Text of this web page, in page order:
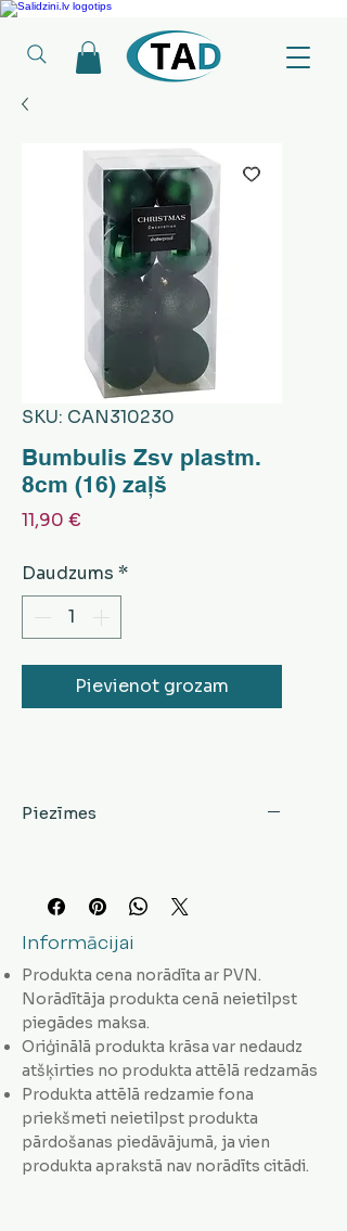
Ledusskapji, Sadzīves tehnika, Smaržas,
SKU: CAN310230
Bumbulis Zsv plastm.
8cm (16) zaļš
11,90 €
Daudzums *
Pievienot grozam
Piezīmes
Informācijai
Produkta cena norādīta ar PVN.
Norādītāja produkta cenā neietilpst
piegādes maksa.
Oriģinālā produkta krāsa var nedaudz
atšķirties no produkta attēlā redzamās
Produkta attēlā redzamie fona
priekšmeti neietilpst produkta
pārdošanas piedāvājumā, ja vien
produkta aprakstā nav norādīts citādi.